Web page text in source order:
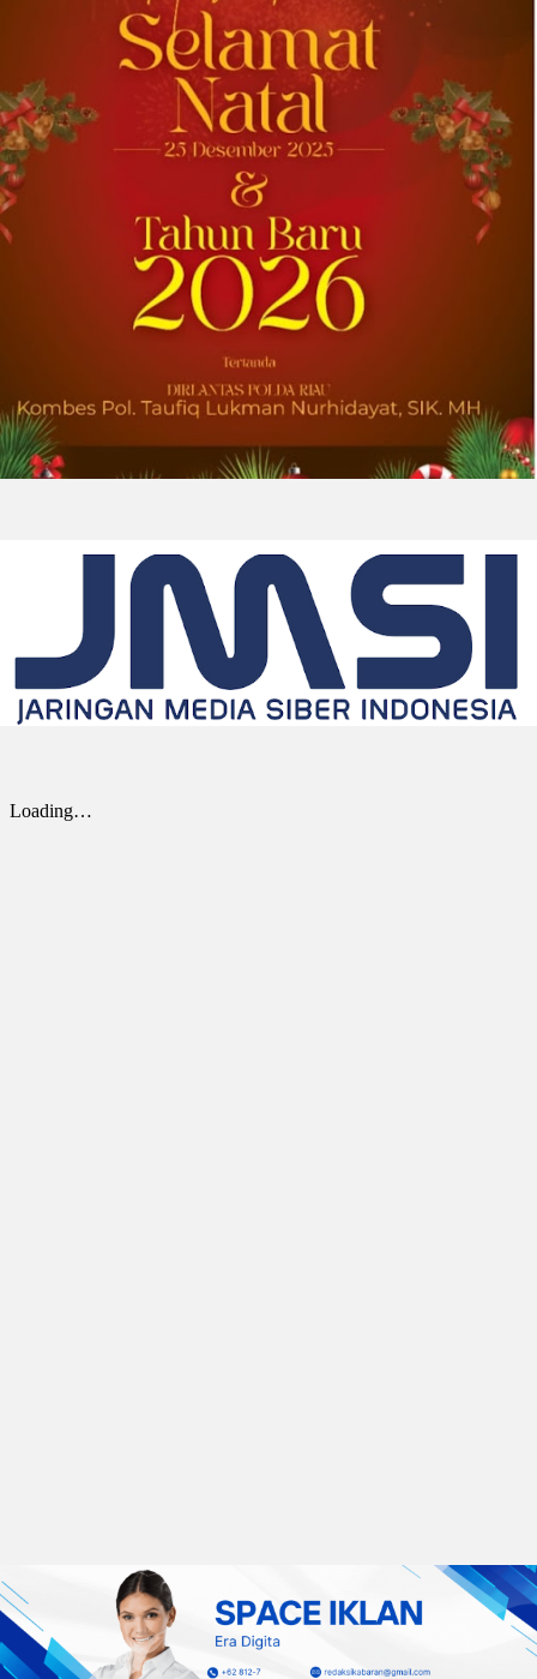
DOWNERS GROVE, Illinois, Aug. 01, 2026
(GLOBE NEWSWIRE) -- Univar Solutions LLC
(“Univar Solutions” atau “Perusahaan”),
penyedia solusi global terkemuka bagi
pengguna bahan baku dan bahan kimia...
2026-07-31 22:21:10| Source:
Lantronix dan Swarmer Berkolaborasi
Kustom untuk Sistem Pesawat Udara
Nirawak (UAS) Grup 1
IRVINE, California, Aug. 01, 2026 (GLOBE
NEWSWIRE) -- Lantronix Inc. (Nasdaq: LTRX),
penyedia global solusi Edge AI dan Industrial